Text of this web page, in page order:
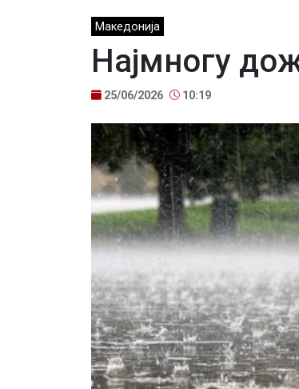
Македонија
Најмногу
25/06/2026 10:19